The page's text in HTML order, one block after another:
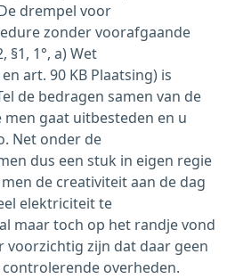
drempel voor
zonder voorafgaande
§1, 1°, a) Wet
art. 90 KB Plaatsing) is
de bedragen samen van de
gaat uitbesteden en u
Net onder de
dus een stuk in eigen regie
de creativiteit aan de dag
elektriciteit te
maar toch op het randje vond
voorzichtig zijn dat daar geen
overheden.